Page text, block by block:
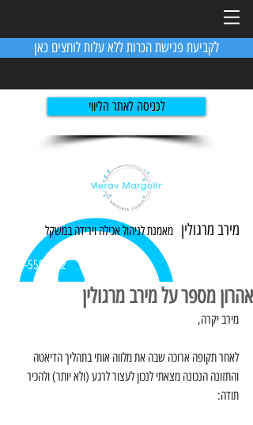
לקביעת פגישת הכרות ללא עלות לוחצים כאן
לכניסה לאתר הליווי
מירב מרגולין מאמנת לניהול אכילה וירידהבמשקל
054-5551982
אהרון מספר על מירב מרגולין
מירב יקרה,
לאחר תקופה ארוכה שבה את מלווה אותי בתהליך הדיאטה
והתזונה הנכונה מצאתי לנכון לעצור לרגע (ולא יותר) ולהכיר
תודה: